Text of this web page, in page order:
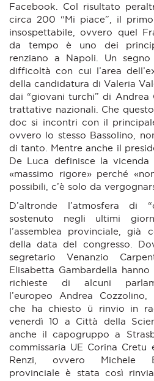
Facebook. Col risultato
circa 200 “Mi piace”, il
insospettabile, ovvero quel
da tempo è uno dei
renziano a Napoli. Un
difficoltà con cui l’area
della candidatura di Valeria
dai “giovani turchi” di Andrea
trattative nazionali. Che
doc si incontri con il
ovvero lo stesso Bassolino,
di tanto. Mentre anche il
De Luca definisce la vicenda
«massimo rigore» perché
possibili, c’è solo da
D’altronde l’atmosfera di
sostenuto negli ultimi
l’assemblea provinciale, già
della data del congresso.
segretario Venanzio
Elisabetta Gambardella
richieste di alcuni
l’europeo Andrea
che ha chiesto ü rinvio in
venerdì 10 a Città della
anche il capogruppo a
commissaria UE Corina
Renzi, ovvero Michele
provinciale è stata così